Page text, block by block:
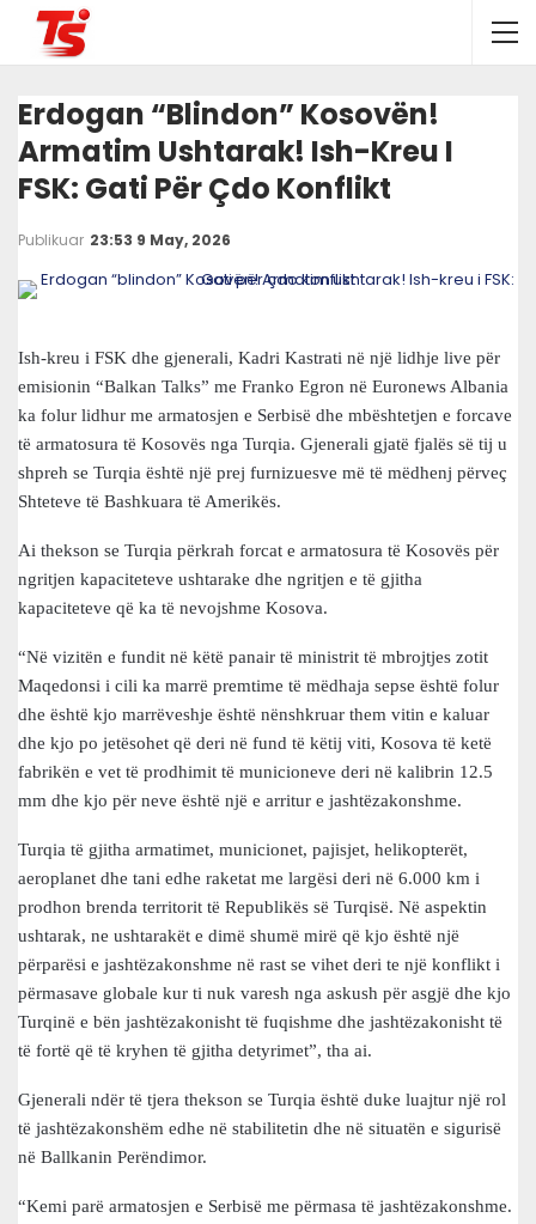
Erdogan “blindon” Kosovën!
Armatim Ushtarak! Ish-Kreu I
FSK: Gati Për Çdo Konflikt
Publikuar 23:53 9 May, 2026
Ish-kreu i FSK dhe gjenerali, Kadri Kastrati në një lidhje live për
emisionin “Balkan Talks” me Franko Egron në Euronews Albania
ka folur lidhur me armatosjen e Serbisë dhe mbështetjen e forcave
të armatosura të Kosovës nga Turqia. Gjenerali gjatë fjalës së tij u
shpreh se Turqia është një prej furnizuesve më të mëdhenj përveç
Shteteve të Bashkuara të Amerikës.
Ai thekson se Turqia përkrah forcat e armatosura të Kosovës për
ngritjen kapaciteteve ushtarake dhe ngritjen e të gjitha
kapaciteteve që ka të nevojshme Kosova.
“Në vizitën e fundit në këtë panair të ministrit të mbrojtjes zotit
Maqedonsi i cili ka marrë premtime të mëdhaja sepse është folur
dhe është kjo marrëveshje është nënshkruar them vitin e kaluar
dhe kjo po jetësohet që deri në fund të këtij viti, Kosova të ketë
fabrikën e vet të prodhimit të municioneve deri në kalibrin 12.5
mm dhe kjo për neve është një e arritur e jashtëzakonshme.
Turqia të gjitha armatimet, municionet, pajisjet, helikopterët,
aeroplanet dhe tani edhe raketat me largësi deri në 6.000 km i
prodhon brenda territorit të Republikës së Turqisë. Në aspektin
ushtarak, ne ushtarakët e dimë shumë mirë që kjo është një
përparësi e jashtëzakonshme në rast se vihet deri te një konflikt i
përmasave globale kur ti nuk varesh nga askush për asgjë dhe kjo
Turqinë e bën jashtëzakonisht të fuqishme dhe jashtëzakonisht të
të fortë që të kryhen të gjitha detyrimet”, tha ai.
Gjenerali ndër të tjera thekson se Turqia është duke luajtur një rol
të jashtëzakonshëm edhe në stabilitetin dhe në situatën e sigurisë
në Ballkanin Perëndimor.
“Kemi parë armatosjen e Serbisë me përmasa të jashtëzakonshme.